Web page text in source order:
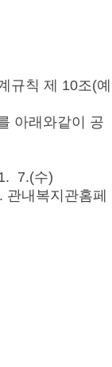
규칙 제 10조(예
아래와같이 공
7.(수)
내복지관홈페